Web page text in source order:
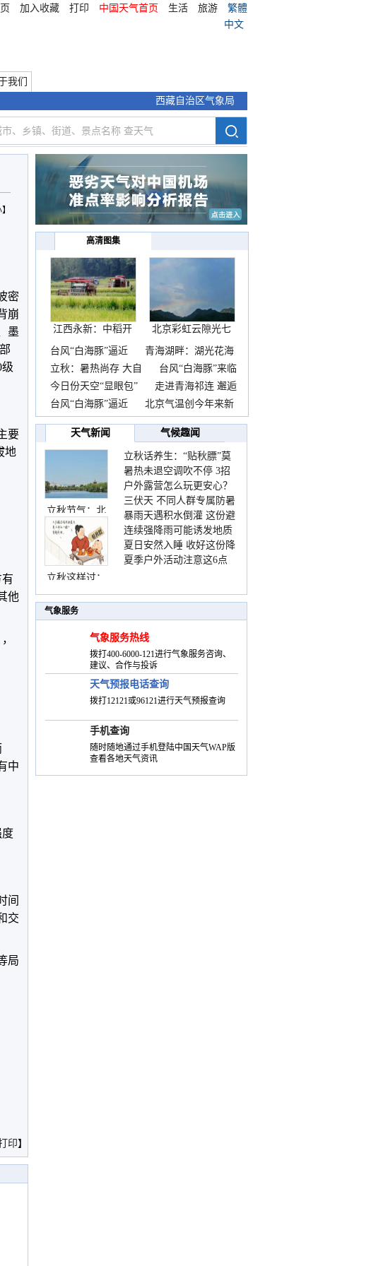
加入收藏 打印 中国天气首页 生活 旅游
繁體
中文
我们
西藏自治区气象局
】
密
崩
墨
要
地
他
中
间
交
局
印】
高清图集
江西永新：中稻开
镰抢
北京彩虹云隙光七
彩云
台风“白海豚”逼近
青海湖畔：湖光花海
长
立秋：暑热尚存 大自
台风“白海豚”来临
前
今日份天空“显眼包”
走进青海祁连 邂逅
一
台风“白海豚”逼近
北京气温创今年来新
高
天气新闻
气候趣闻
立秋节气：北
立秋这样过：
立秋话养生：“贴秋膘”莫
着急 先清暑再防燥
暑热未退空调吹不停 3招
护住肩颈不酸痛
户外露营怎么玩更安心？
这份攻略请收好
三伏天 不同人群专属防暑
要点请收好
暴雨天遇积水倒灌 这份避
险提示请收好
连续强降雨可能诱发地质
灾害 这些前兆要知道
夏日安然入睡 收好这份降
温小贴士
夏季户外活动注意这6点
气象服务
气象服务热线
拨打400-6000-121进行气象服务咨询、
建议、合作与投诉
天气预报电话查询
拨打12121或96121进行天气预报查询
手机查询
随时随地通过手机登陆中国天气WAP版
查看各地天气资讯